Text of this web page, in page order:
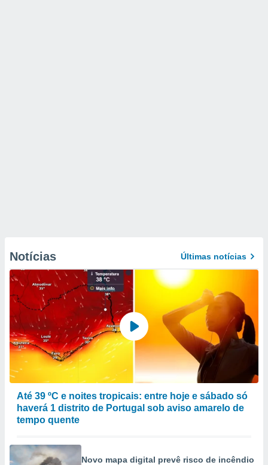
Notícias Últimas notícias
Até 39 ºC e noites tropicais: entre hoje e sábado só
haverá 1 distrito de Portugal sob aviso amarelo de
tempo quente
Novo mapa digital prevê risco de incêndio